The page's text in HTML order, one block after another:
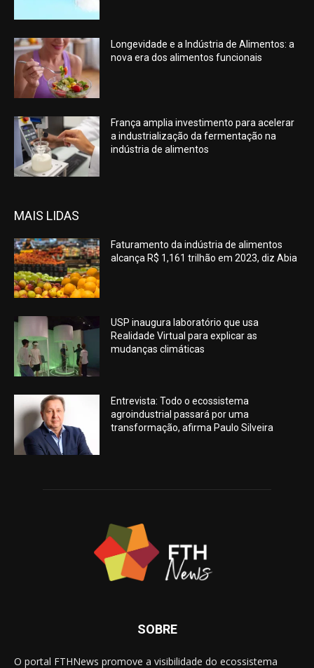
Longevidade e a Indústria de Alimentos: a
nova era dos alimentos funcionais
França amplia investimento para acelerar
a industrialização da fermentação na
indústria de alimentos
MAIS LIDAS
Faturamento da indústria de alimentos
alcança R$ 1,161 trilhão em 2023, diz Abia
USP inaugura laboratório que usa
Realidade Virtual para explicar as
mudanças climáticas
Entrevista: Todo o ecossistema
agroindustrial passará por uma
transformação, afirma Paulo Silveira
SOBRE
O portal FTHNews promove a visibilidade do ecossistema